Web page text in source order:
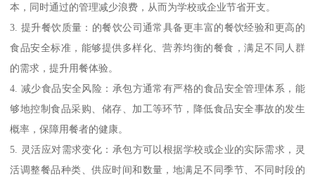
本，同时通过的管理减少浪费，从而为学校或企业节省开支。
3. 提升餐饮质量：的餐饮公司通常具备更丰富的餐饮经验和更高的
食品安全标准，能够提供多样化、营养均衡的餐食，满足不同人群
的需求，提升用餐体验。
4. 减少食品安全风险：承包方通常有严格的食品安全管理体系，能
够地控制食品采购、储存、加工等环节，降低食品安全事故的发生
概率，保障用餐者的健康。
5. 灵活应对需求变化：承包方可以根据学校或企业的实际需求，灵
活调整餐品种类、供应时间和数量，地满足不同季节、不同时段的